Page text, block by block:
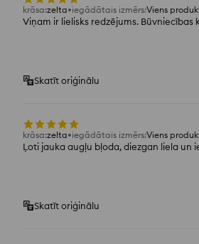
krāsa:zelta iegādātais izmērs:Viens
Viņam ir lielisks redzējums.
Skatīt oriģinālu
krāsa:zelta iegādātais izmērs:Viens
Ļoti jauka augļu bļoda, diezgan liela un
Skatīt oriģinālu